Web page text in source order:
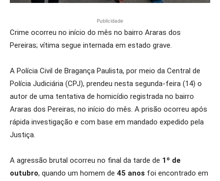
Publicidade
Crime ocorreu no início do mês no bairro Araras dos
Pereiras; vítima segue internada em estado grave.
A Polícia Civil de Bragança Paulista, por meio da Central de
Polícia Judiciária (CPJ), prendeu nesta segunda-feira (14) o
autor de uma tentativa de homicídio registrada no bairro
Araras dos Pereiras, no início do mês. A prisão ocorreu após
rápida investigação e com base em mandado expedido pela
Justiça.
A agressão brutal ocorreu no final da tarde de 1º de
outubro, quando um homem de 45 anos foi encontrado em